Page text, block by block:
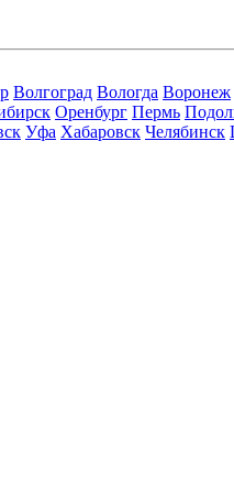
Волгоград Вологда Воронеж
Оренбург Пермь
Уфа Хабаровск Челябинск